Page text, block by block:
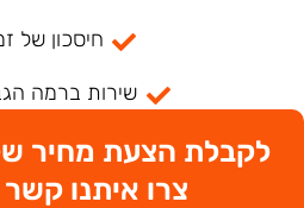
חיסכון של
שירות ברמה
לקבלת הצעת מחיר
צרו איתנו קשר